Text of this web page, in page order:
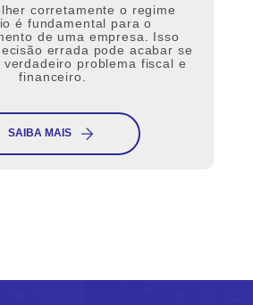
corretamente o regime
é fundamental para o
de uma empresa. Isso
errada pode acabar se
verdadeiro problema fiscal e
financeiro.
SAIBA MAIS